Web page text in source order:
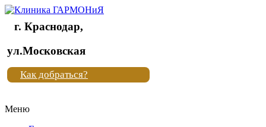
Клиника
"Новая
жизнь"
Клиника
г. Краснодар,
ул.Московская
Как добраться?
Меню